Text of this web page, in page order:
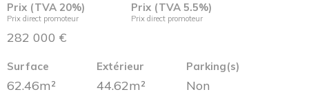
Prix (TVA 20%)
Prix direct promoteur
282 000 €
Prix (TVA 5.5%)
Prix direct promoteur
Surface
62.46m²
Extérieur
44.62m²
Parking(s)
Non